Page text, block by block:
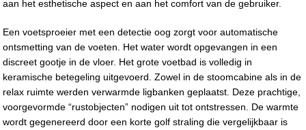
aan het esthetische aspect en aan het comfort van de gebruiker.
Een voetsproeier met een detectie oog zorgt voor automatische
ontsmetting van de voeten. Het water wordt opgevangen in een
discreet gootje in de vloer. Het grote voetbad is volledig in
keramische betegeling uitgevoerd. Zowel in de stoomcabine als in de
relax ruimte werden verwarmde ligbanken geplaatst. Deze prachtige,
voorgevormde “rustobjecten” nodigen uit tot ontstressen. De warmte
wordt gegenereerd door een korte golf straling die vergelijkbaar is